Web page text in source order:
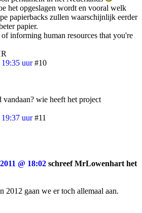
het opgeslagen wordt en vooral welk
papierbacks zullen waarschijnlijk eerder
papier.
informing human resources that you're
19:35 uur #10
wie heeft het project
19:37 uur #11
@ 18:02 schreef MrLowenhart het
2012 gaan we er toch allemaal aan.